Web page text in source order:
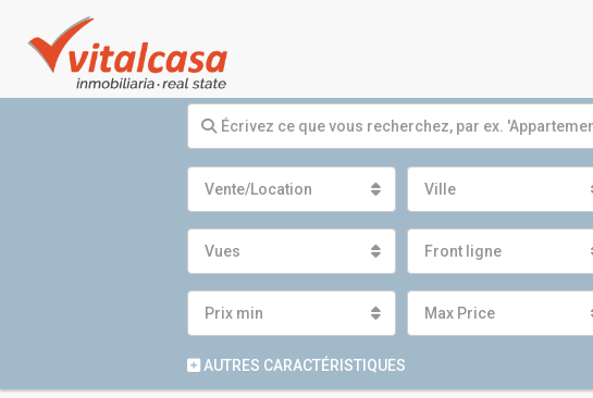
Vente/Location Ville
Vues Front ligne
Prix ​​min Max Price
AUTRES CARACTÉRISTIQUES